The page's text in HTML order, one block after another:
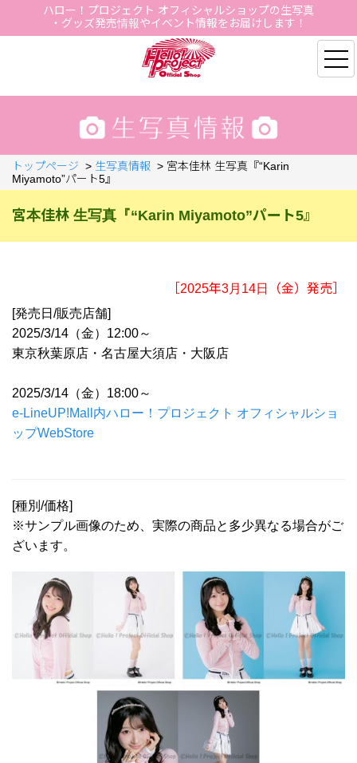
ハロー！プロジェクト オフィシャルショップの生写真
・グッズ発売情報やイベント情報をお届けします！
Hello Project Official
トップページ > 生写真情報 > 宮本佳林 生写真『“Karin
Miyamoto”パート5』
宮本佳林 生写真『“Karin Miyamoto”パート5』
［2025年3月14日（金）発売］
[発売日/販売店舗]
2025/3/14（金）12:00～
東京秋葉原店・名古屋大須店・大阪店
2025/3/14（金）18:00～
e-LineUP!Mall内ハロー！プロジェクト オフィシャルショ
ップWebStore
[種別/価格]
※サンプル画像のため、実際の商品と多少異なる場合がご
ざいます。